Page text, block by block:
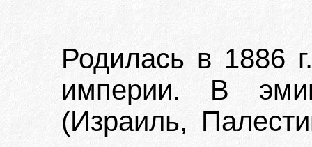
Родилась в 1886
империи. В
(Израиль,